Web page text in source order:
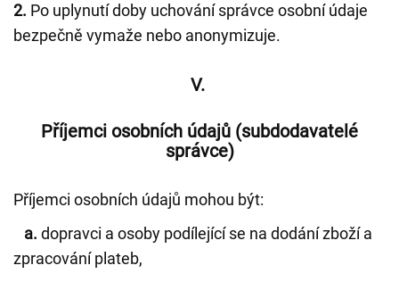
2. Po uplynutí doby uchování správce osobní údaje
bezpečně vymaže nebo anonymizuje.
V.
Příjemci osobních údajů (subdodavatelé
správce)
Příjemci osobních údajů mohou být:
a. dopravci a osoby podílející se na dodání zboží a
zpracování plateb,